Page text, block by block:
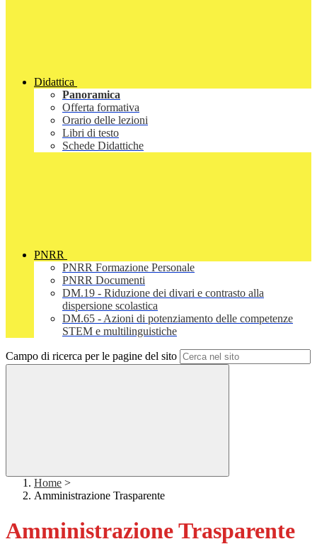
Didattica
Panoramica
Offerta formativa
Orario delle lezioni
Libri di testo
Schede Didattiche
PNRR
PNRR Formazione Personale
PNRR Documenti
DM.19 - Riduzione dei divari e contrasto alla
dispersione scolastica
DM.65 - Azioni di potenziamento delle competenze
STEM e multilinguistiche
Campo di ricerca per le pagine del sito
Home >
Amministrazione Trasparente
Amministrazione Trasparente